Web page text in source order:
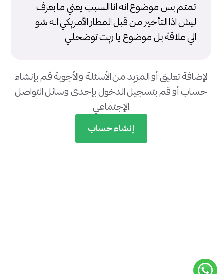
تمتم بس موضوع انه انا السبب يعني ما بعرف
ليش اذا التأخير من قبل المطار الأمريكي انه شو
الي علاقة بل موضوع يا ريت توضحلي
لإضافة تعليق أو المزيد من الأسئلة والأجوبة قم بإنشاء
حساب أو قم بتسجيل الدخول بإحدى وسائل التواصل
الإجتماعي
إنشاء حساب